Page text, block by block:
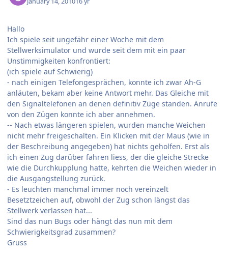
Hallo
Ich spiele seit ungefähr einer Woche mit dem
Stellwerksimulator und wurde seit dem mit ein paar
Unstimmigkeiten konfrontiert:
(ich spiele auf Schwierig)
- nach einigen Telefongesprächen, konnte ich zwar Ah-G
anläuten, bekam aber keine Antwort mehr. Das Gleiche mit
den Signaltelefonen an denen definitiv Züge standen. Anrufe
von den Zügen konnte ich aber annehmen.
-- Nach etwas längeren spielen, wurden manche Weichen
nicht mehr freigeschalten. Ein Klicken mit der Maus (wie in
der Beschreibung angegeben) hat nichts geholfen. Erst als
ich einen Zug darüber fahren liess, der die gleiche Strecke
wie die Durchkupplung hatte, kehrten die Weichen wieder in
die Ausgangstellung zurück.
- Es leuchten manchmal immer noch vereinzelt
Besetztzeichen auf, obwohl der Zug schon längst das
Stellwerk verlassen hat...
Sind das nun Bugs oder hängt das nun mit dem
Schwierigkeitsgrad zusammen?
Gruss